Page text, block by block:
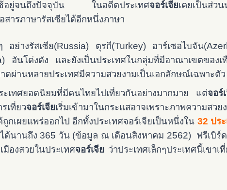
ใช้อยู่จนถึงปัจจุบัน ในอดีตประเทศจอร์เจียเคยเป็นส่ว
สารภาษารัสเซียได้อีกหนึ่งภาษา
อย่างรัสเซีย(Russia) ตุรกี(Turkey) อาร์เซอไบจัน
อันโด่งดัง และยังเป็นประเทศในกลุ่มที่มีอาณาเขตของเ
ดผ่านหลายประเทศมีความสวยงามเป็นเอกลักษณ์เฉพาะตัว
เทศยอดนิยมที่มีคนไทยไปเที่ยวกันอย่างมากมาย แต่จอร์
เที่ยวจอร์เจียเริ่มเข้ามาในกระแสอาจเพราะภาพความสวย
เผยแพร่ออกไป อีกทั้งประเทศจอร์เจียเป็นหนึ่งใน 32 ปร
ด้นานถึง 365 วัน (ข้อมูล ณ เดือนสิงหาคม 2562) ฟรีเบิร์
องสวยในประเทศจอร์เจีย ว่าประเทศเล็กๆประเทศนี้เขาเ